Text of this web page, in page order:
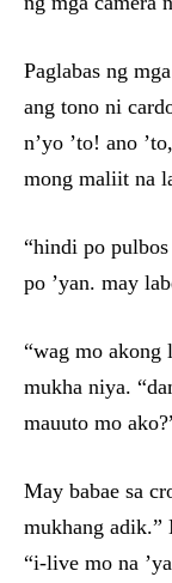
Paglabas ng
ang tono ni
n’yo ’to! ano
mong maliit na
“hindi po
po ’yan. may
“wag mo akong
mukha niya.
mauuto mo
May babae sa
mukhang adik.”
“i-live mo na